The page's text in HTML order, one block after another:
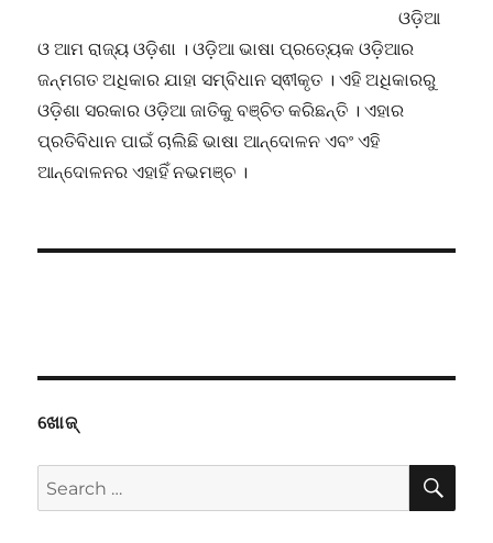
ଓଡ଼ିଆ
ଓ ଆମ ରାଜ୍ୟ ଓଡ଼ିଶା । ଓଡ଼ିଆ ଭାଷା ପ୍ରତ୍ୟେକ ଓଡ଼ିଆର
ଜନ୍ମଗତ ଅଧିକାର ଯାହା ସମ୍ବିଧାନ ସ୍ଵୀକୃତ । ଏହି ଅଧିକାରରୁ
ଓଡ଼ିଶା ସରକାର ଓଡ଼ିଆ ଜାତିକୁ ବଞ୍ଚିତ କରିଛନ୍ତି । ଏହାର
ପ୍ରତିବିଧାନ ପାଇଁ ଚାଲିଛି ଭାଷା ଆନ୍ଦୋଳନ ଏବଂ ଏହି
ଆନ୍ଦୋଳନର ଏହାହିଁ ନଭମଞ୍ଚ ।
ଖୋଜ୍
Search
for: